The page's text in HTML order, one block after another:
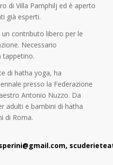
di Villa Pamphilj ed è aperto
già esperti.
contributo libero per le
Necessario
tappetino.
di hatha yoga, ha
presso la Federazione
Antonio Nuzzo. Da
adulti e bambini di hatha
di Roma.